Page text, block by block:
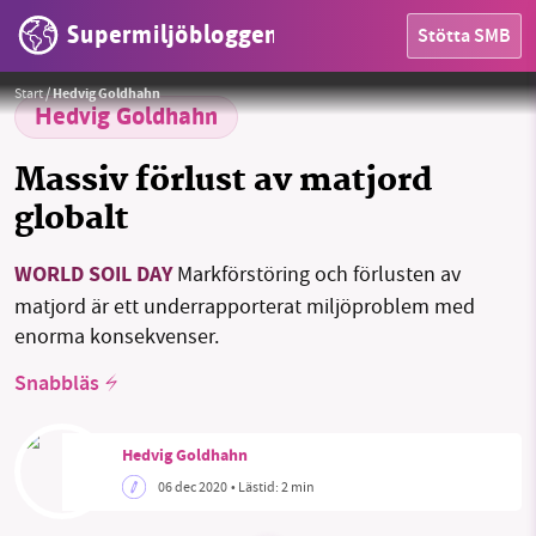
Supermiljöbloggen Stötta SMB
OMRÅDEN
Start/Hedvig Goldhahn
Hedvig Goldhahn
Massiv förlust av matjord
globalt
WORLD SOIL DAYMarkförstöring och förlusten av
matjord är ett underrapporterat miljöproblem med
enorma konsekvenser.
Snabbläs
Hedvig Goldhahn
06 dec 2020• Lästid:2 min
Foto:icon0.com